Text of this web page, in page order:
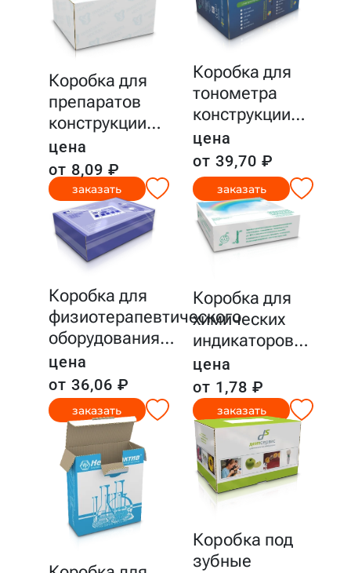
Коробка для
препаратов
конструкции…
цена
от 8,09 ₽
заказать
Коробка для
тонометра
конструкции…
цена
от 39,70 ₽
заказать
Коробка для
физиотерапевтического
оборудования…
цена
от 36,06 ₽
заказать
Коробка для
химических
индикаторов…
цена
от 1,78 ₽
заказать
Коробка под
зубные